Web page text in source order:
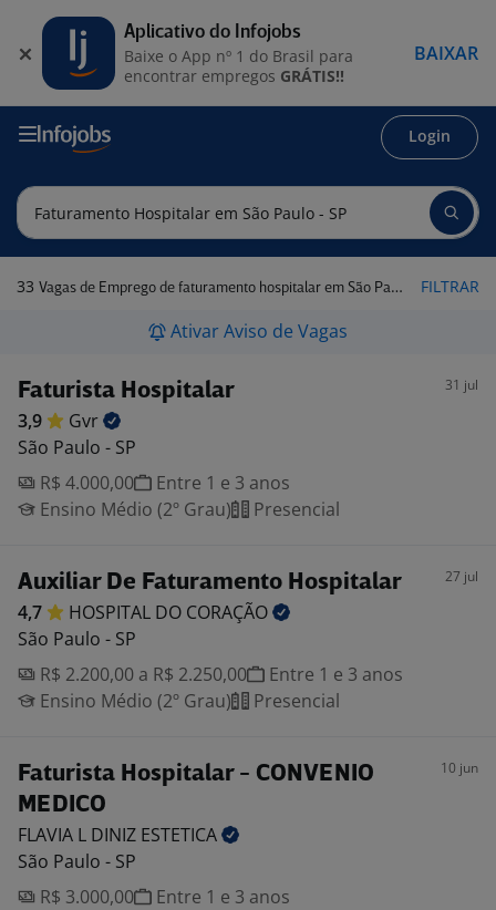
Login
33 Vagas de Emprego de faturamento hospitalar em São Paulo - SP FILTRAR
Ativar Aviso de Vagas
Faturista Hospitalar 31 jul
3,9
Gvr
São Paulo - SP
R$ 4.000,00
Entre 1 e 3 anos
Ensino Médio (2º Grau)
Presencial
Auxiliar De Faturamento Hospitalar 27 jul
4,7 HOSPITAL DO CORAÇÃO
São Paulo - SP
R$ 2.200,00 a R$ 2.250,00
Entre 1 e 3 anos
Ensino Médio (2º Grau)
Presencial
Faturista Hospitalar - CONVENIO
MEDICO
10 jun
FLAVIA L DINIZ ESTETICA
São Paulo - SP
R$ 3.000,00
Entre 1 e 3 anos
Aplicativo do Infojobs
Baixe o App nº 1 do Brasil para
encontrar empregos GRÁTIS!!
BAIXAR